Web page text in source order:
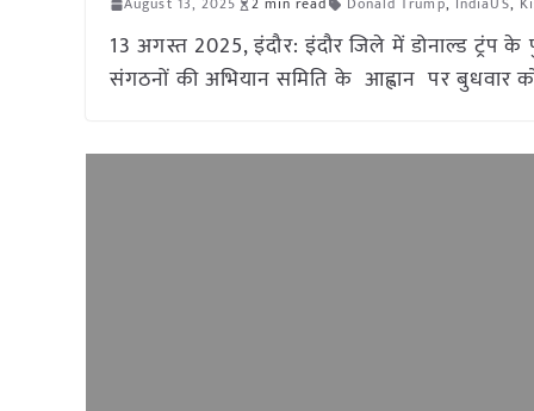
13 अगस्त 2025, इंदौर: इंदौर जिले में डोनाल्ड ट्रंप
संगठनों की अभियान समिति के आह्वान पर बुधवार